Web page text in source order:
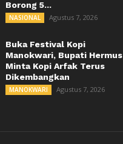
Borong 5...
NASIONAL Agustus 7, 2026
Buka Festival Kopi
Manokwari, Bupati Hermus
Minta Kopi Arfak Terus
Dikembangkan
MANOKWARI Agustus 7, 2026